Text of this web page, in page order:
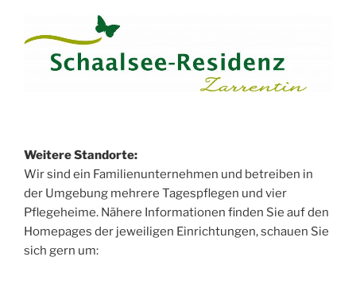
Weitere Standorte:
Wir sind ein Familienunternehmen und betreiben in
der Umgebung mehrere Tagespflegen und vier
Pflegeheime. Nähere Informationen finden Sie auf den
Homepages der jeweiligen Einrichtungen, schauen Sie
sich gern um: